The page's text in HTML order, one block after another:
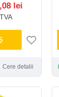
lei
Cere detalii